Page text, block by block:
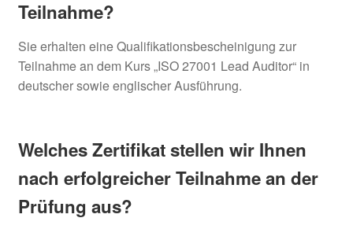
Teilnahme?
Sie erhalten eine Qualifikationsbescheinigung zur
Teilnahme an dem Kurs „ISO 27001 Lead Auditor“ in
deutscher sowie englischer Ausführung.
Welches Zertifikat stellen wir Ihnen
nach erfolgreicher Teilnahme an der
Prüfung aus?